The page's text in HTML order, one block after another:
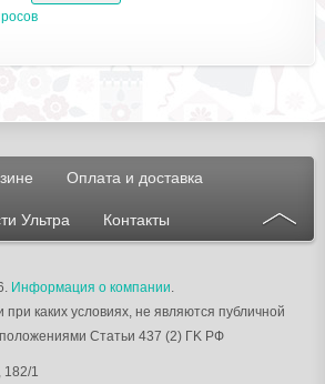
Оплата и доставка
Ультра Контакты
Информация о компании
каких условиях, не являются публичной
Статьи 437 (2) ГK РФ
1